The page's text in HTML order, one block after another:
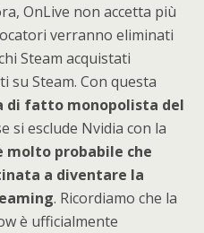
OnLive non accetta più
verranno eliminati
Steam acquistati
su Steam. Con questa
di fatto monopolista del
si esclude Nvidia con la
molto probabile che
a diventare la
. Ricordiamo che la
è ufficialmente